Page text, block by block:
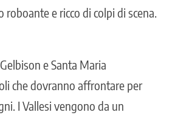
e ricco di colpi di scena.
e Santa Maria
che dovranno affrontare per
I Vallesi vengono da un